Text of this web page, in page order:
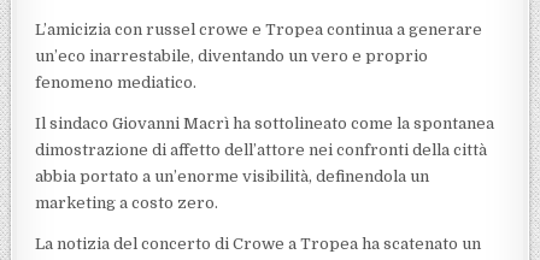
L’amicizia con russel crowe e Tropea continua a generare
un’eco inarrestabile, diventando un vero e proprio
fenomeno mediatico.
Il sindaco Giovanni Macrì ha sottolineato come la spontanea
dimostrazione di affetto dell’attore nei confronti della città
abbia portato a un’enorme visibilità, definendola un
marketing a costo zero.
La notizia del concerto di Crowe a Tropea ha scatenato un